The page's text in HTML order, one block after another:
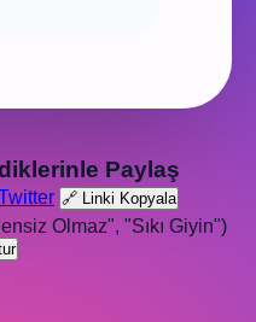
Paylaş
🔗 Linki Kopyala
Olmaz", "Sıkı Giyin")